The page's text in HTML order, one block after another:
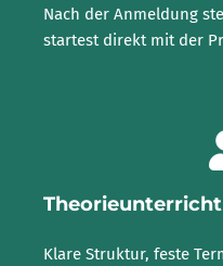
Nach der Anmeldung
startest direkt mit der
Theorieunterricht
Klare Struktur, feste